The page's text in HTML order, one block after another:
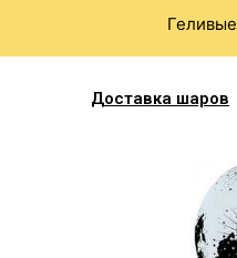
Геливые
Доставка шаров